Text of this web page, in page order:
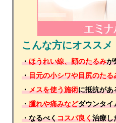
こんな方にオススメ
・ほうれい線、顔のたるみが
・目元の小シワや目尻のたる
・メスを使う施術に抵抗があ
・腫れや痛みなどダウンタイ
・なるべくコスパ良く治療し